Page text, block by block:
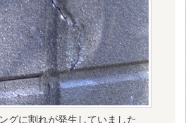
グに割れが発生していました